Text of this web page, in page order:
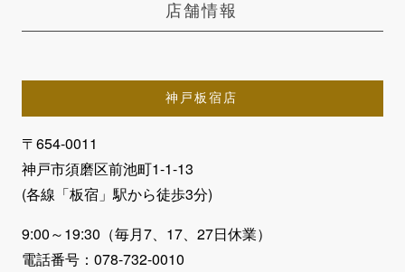
店舗情報
神戸板宿店
〒654-0011
神戸市須磨区前池町1-1-13
(各線「板宿」駅から徒歩3分)
9:00～19:30（毎月7、17、27日休業）
電話番号：078-732-0010